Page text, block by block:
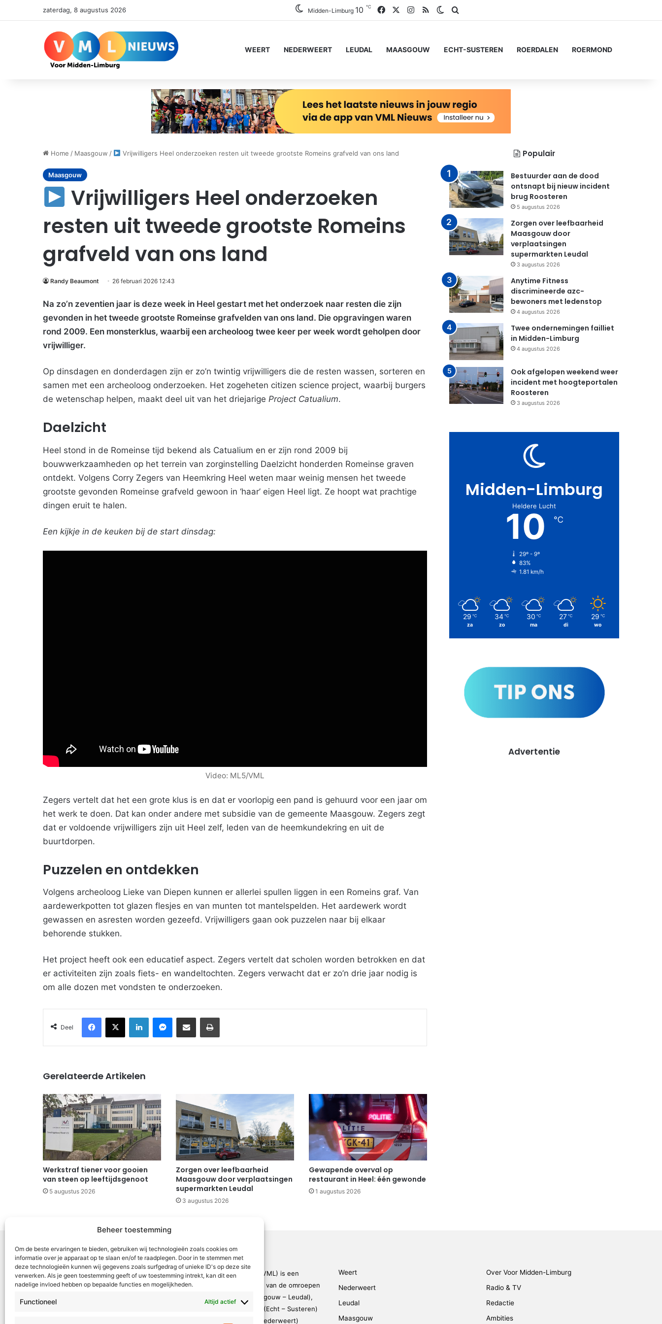
Beheer toestemming
Om de beste ervaringen te bieden, gebruiken wij technologieën zoals cookies om
informatie over je apparaat op te slaan en/of te raadplegen. Door in te stemmen met
deze technologieën kunnen wij gegevens zoals surfgedrag of unieke ID's op deze site
verwerken. Als je geen toestemming geeft of uw toestemming intrekt, kan dit een
nadelige invloed hebben op bepaalde functies en mogelijkheden.
Functioneel Altijd actief
zaterdag, 8 augustus 2026 Midden-Limburg 10 ℃ FacebookInstagram
RSS Switch skin
WEERT NEDERWEERT LEUDAL MAASGOUW ECHT-SUSTEREN ROERDALEN ROERMOND
Home / Maasgouw / Vrijwilligers Heel onderzoeken resten uit tweede grootste Romeins grafveld van ons land
Maasgouw
Vrijwilligers Heel onderzoeken
resten uit tweede grootste Romeins
grafveld van ons land
Randy Beaumont 26 februari 2026 12:43
Na zo’n zeventien jaar is deze week in Heel gestart met het onderzoek naar resten die zijn
gevonden in het tweede grootste Romeinse grafvelden van ons land. Die opgravingen waren
rond 2009. Een monsterklus, waarbij een archeoloog twee keer per week wordt geholpen door
vrijwilliger.
Op dinsdagen en donderdagen zijn er zo’n twintig vrijwilligers die de resten wassen, sorteren en
samen met een archeoloog onderzoeken. Het zogeheten citizen science project, waarbij burgers
de wetenschap helpen, maakt deel uit van het driejarige Project Catualium.
Daelzicht
Heel stond in de Romeinse tijd bekend als Catualium en er zijn rond 2009 bij
bouwwerkzaamheden op het terrein van zorginstelling Daelzicht honderden Romeinse graven
ontdekt. Volgens Corry Zegers van Heemkring Heel weten maar weinig mensen het tweede
grootste gevonden Romeinse grafveld gewoon in ‘haar’ eigen Heel ligt. Ze hoopt wat prachtige
dingen eruit te halen.
Een kijkje in de keuken bij de start dinsdag:
Video: ML5/VML
Zegers vertelt dat het een grote klus is en dat er voorlopig een pand is gehuurd voor een jaar om
het werk te doen. Dat kan onder andere met subsidie van de gemeente Maasgouw. Zegers zegt
dat er voldoende vrijwilligers zijn uit Heel zelf, leden van de heemkundekring en uit de
buurtdorpen.
Puzzelen en ontdekken
Volgens archeoloog Lieke van Diepen kunnen er allerlei spullen liggen in een Romeins graf. Van
aardewerkpotten tot glazen flesjes en van munten tot mantelspelden. Het aardewerk wordt
gewassen en asresten worden gezeefd. Vrijwilligers gaan ook puzzelen naar bij elkaar
behorende stukken.
Het project heeft ook een educatief aspect. Zegers vertelt dat scholen worden betrokken en dat
er activiteiten zijn zoals fiets- en wandeltochten. Zegers verwacht dat er zo’n drie jaar nodig is
om alle dozen met vondsten te onderzoeken.
Deel
Facebook
X LinkedInMessenger
Deel via Email Print
Gerelateerde Artikelen
Werkstraf tiener voor gooien
van steen op leeftijdsgenoot
5 augustus 2026
Zorgen over leefbaarheid
Maasgouw door verplaatsingen
supermarkten Leudal
3 augustus 2026
Gewapende overval op
restaurant in Heel: één gewonde
1 augustus 2026
Populair
Bestuurder aan de dood
ontsnapt bij nieuw incident
brug Roosteren
5 augustus 2026
Zorgen over leefbaarheid
Maasgouw door
verplaatsingen
supermarkten Leudal
3 augustus 2026
Anytime Fitness
discrimineerde azc-
bewoners met ledenstop
4 augustus 2026
Twee ondernemingen failliet
in Midden-Limburg
4 augustus 2026
Ook afgelopen weekend weer
incident met hoogteportalen
Roosteren
3 augustus 2026
Midden-Limburg
Heldere Lucht
10 ℃
29º - 9º
83%
1.81 km/h
29 ℃
za
34 ℃
zo
30 ℃
ma
27 ℃
di
29 ℃
wo
Advertentie
Voor Midden-Limburg (VML) is een
samenwerkingsverband van de omroepen
ML5 (Roermond – Maasgouw – Leudal),
OR6 (Roerdalen), SOL2 (Echt – Susteren)
en WeertFM (Weert – Nederweert)
Weert
Nederweert
Leudal
Maasgouw
Over Voor Midden-Limburg
Radio & TV
Redactie
Ambities